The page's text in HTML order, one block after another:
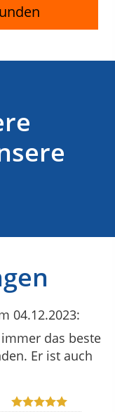
04.12.2023:
das beste
Er ist auch